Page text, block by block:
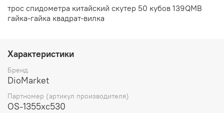
трос спидометра китайский скутер 50 кубов 139QMB
гайка-гайка квадрат-вилка
Характеристики
Бренд
DioMarket
Партномер (артикул производителя)
OS-1355xc530